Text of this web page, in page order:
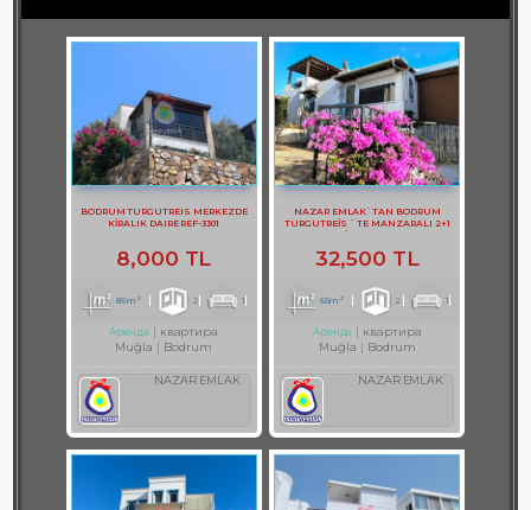
BODRUM TURGUTREIS MERKEZDE
KİRALIK DAIRE REF-3301
8,000 TL
85m² 2 1
Аренда
квартира
Muğla
Bodrum
NAZAR EMLAK
NAZAR EMLAK`TAN BODRUM
TURGUTREİS ` TE MANZARALI 2+1
32,500 TL
65m² 2 1
Аренда
квартира
Muğla
Bodrum
NAZAR EMLAK